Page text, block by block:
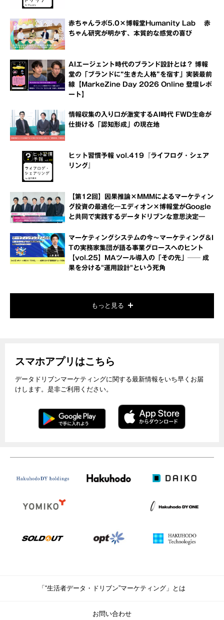
赤ちゃんラボ5.0×博報堂Humanity Lab 赤
ちゃん研究が明かす、本質的な感覚の喜び
AIエージェント時代のブランド設計とは？ 博報
堂の「ブランドに“生きた人格”を宿す」実装最前
線【MarkeZine Day 2026 Online 登壇レポ
ート】
情報収集の入り口が激変するAI時代 FWD生命が
仕掛ける「認知形成」の現在地
ヒット習慣予報 vol.419『ライフログ・シェア
リング』
【第12回】因果推論×MMMによるマーケティン
グ投資の最適化―エディオン×博報堂がGoogle
と共同で実践するデータドリブンな意思決定―
マーケティングシステムの今～マーケティング＆I
Tの実務家集団が語る事業グロースへのヒント
【vol.25】MAツール導入の「その先」── 成
果を分ける"運用設計"という死角
もっと見る
スマホアプリはこちら
データドリブンマーケティングに関する最新情報をいち早くお届
けします。是非ご利用ください。
「“生活者データ・ドリブン”マーケティング」とは
お問い合わせ